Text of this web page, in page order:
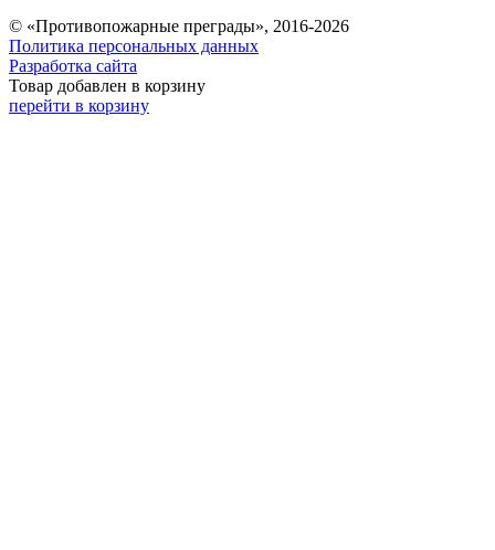
© «Противопожарные преграды», 2016-2026
Политика персональных данных
Разработка сайта
Товар добавлен в корзину
перейти в корзину